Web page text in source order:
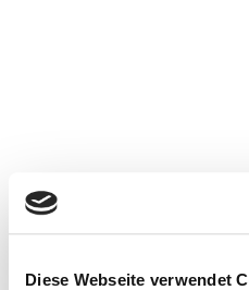
Diese Webseite verwendet